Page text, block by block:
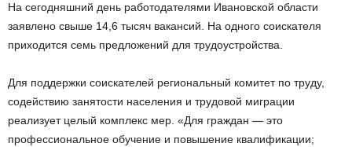
На сегодняшний день работодателями Ивановской области
заявлено свыше 14,6 тысяч вакансий. На одного соискателя
приходится семь предложений для трудоустройства.
Для поддержки соискателей региональный комитет по труду,
содействию занятости населения и трудовой миграции
реализует целый комплекс мер. «Для граждан — это
профессиональное обучение и повышение квалификации;